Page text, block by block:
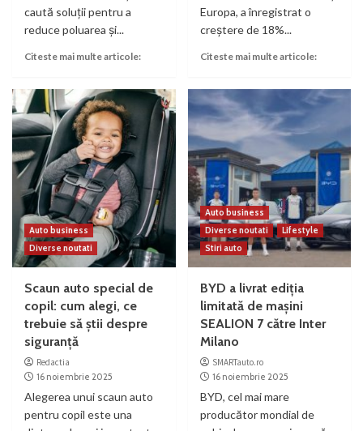
caută soluții pentru a
reduce poluarea și...
Citeste mai multe articole:
Europa, a înregistrat o
creștere de 18%...
Citeste mai multe articole:
Auto business
Diverse noutati
Scaun auto special de
copil: cum alegi, ce
trebuie să știi despre
siguranță
Redactia
16 noiembrie 2025
Alegerea unui scaun auto
pentru copil este una
Auto business
Diverse noutati
Lifestyle
Stiri auto
BYD a livrat ediția
limitată de mașini
SEALION 7 către Inter
Milano
SMARTauto.ro
16 noiembrie 2025
BYD, cel mai mare
producător mondial de